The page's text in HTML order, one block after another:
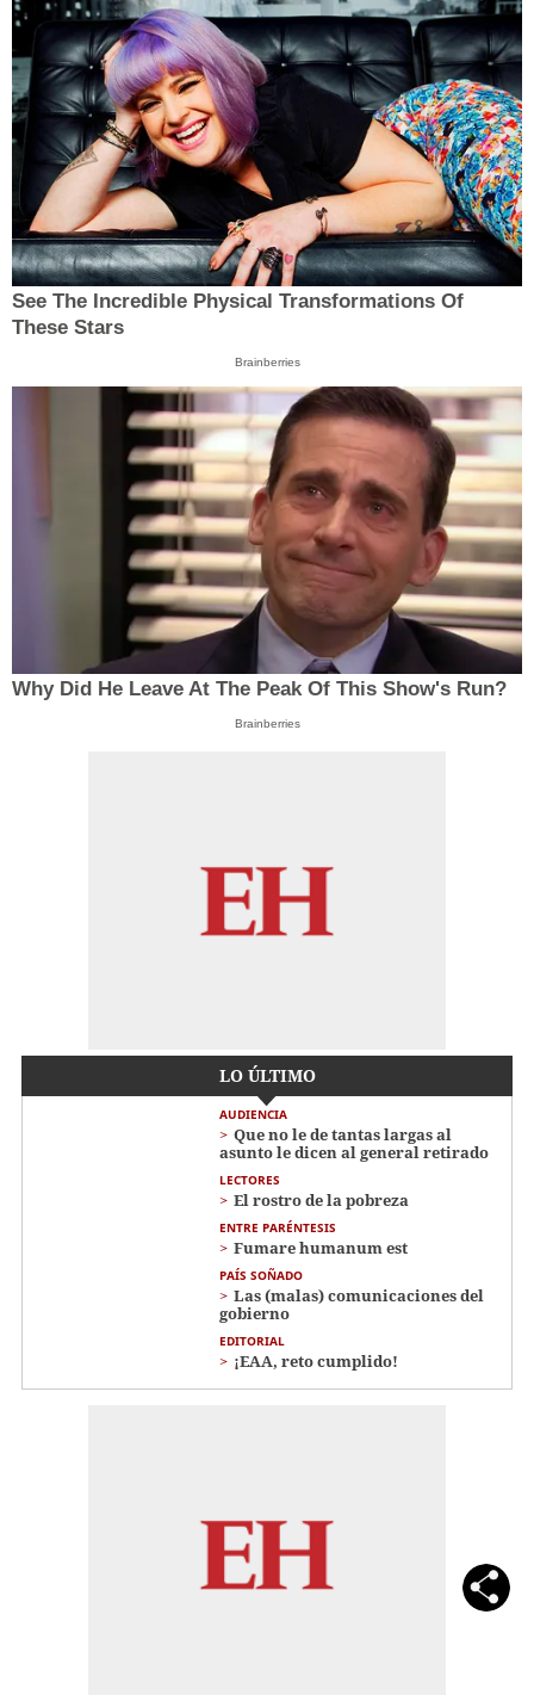
See The Incredible Physical Transformations Of
These Stars
Brainberries
Why Did He Leave At The Peak Of This Show's Run?
Brainberries
LO ÚLTIMO
AUDIENCIA
Que no le de tantas largas al
asunto le dicen al general retirado
LECTORES
El rostro de la pobreza
ENTRE PARÉNTESIS
Fumare humanum est
PAÍS SOÑADO
Las (malas) comunicaciones del
gobierno
EDITORIAL
¡EAA, reto cumplido!